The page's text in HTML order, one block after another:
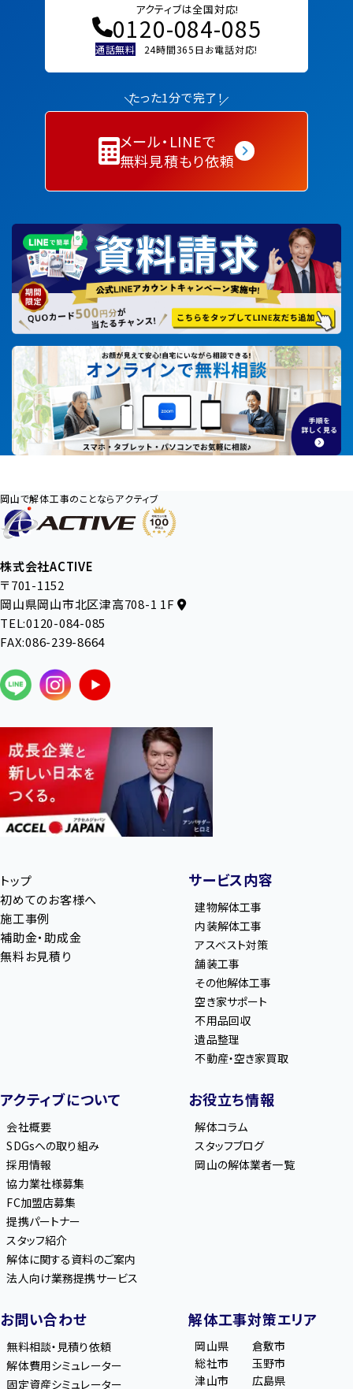
アクティブは全国対応!
0120-084-085
通話無料 24時間365日お電話対応!
たった1分で完了！
メール・LINEで
無料見積もり依頼
岡山で解体工事のことならアクティブ
株式会社ACTIVE
〒701-1152
岡山県岡山市北区津高708-1 1F
TEL:0120-084-085
FAX:086-239-8664
トップ
初めてのお客様へ
施工事例
補助金・助成金
無料お見積り
サービス内容
建物解体工事
内装解体工事
アスベスト対策
舗装工事
その他解体工事
空き家サポート
不用品回収
遺品整理
不動産・空き家買取
アクティブについて
会社概要
SDGsへの取り組み
採用情報
協力業社様募集
FC加盟店募集
提携パートナー
スタッフ紹介
解体に関する資料のご案内
法人向け業務提携サービス
お役立ち情報
解体コラム
スタッフブログ
岡山の解体業者一覧
お問い合わせ
無料相談・見積り依頼
解体費用シミュレーター
固定資産シミュレーター
解体工事対策エリア
岡山県
倉敷市
総社市
玉野市
津山市
広島県